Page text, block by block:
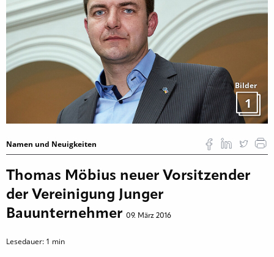
Bilder
1
Namen und Neuigkeiten
Thomas Möbius neuer Vorsitzender
der Vereinigung Junger
Bauunternehmer 09. März 2016
Lesedauer: 1 min